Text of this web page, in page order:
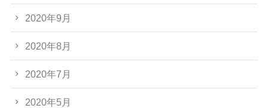
2020年9月
2020年8月
2020年7月
2020年5月